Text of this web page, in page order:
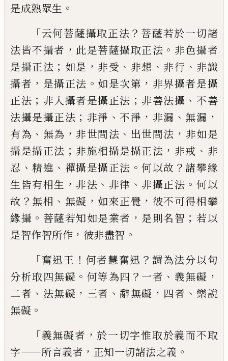
是成熟眾生 。
「云何菩薩攝取正法 ？ 菩薩若於一切諸
法皆不攝者 ， 此是菩薩攝取正法 。 非色攝者
是攝正法 ； 如是 ， 非受 、 非想 、 非行 、 非識
攝者 ， 是攝正法 。 如是次第 ， 非界攝者是攝
正法 ； 非入攝者是攝正法 ； 非善法攝 、 不善
法攝是攝正法 ； 非淨 、不淨 ， 非漏 、 無漏 ，
有為 、 無為 ， 非世間法 、 出世間法 ， 非如是
攝是攝正法 ； 非施相攝是攝正法 ， 非戒 、 非
忍 、精進 、 禪攝是攝正法 。何以故 ？諸攀緣
生皆有相生 ， 非法 、 非律 、 非攝正法 。何以
故 ？ 無相 、 無礙 ， 如來正覺 ， 彼不可得相攀
緣攝 。 菩薩若知如是業者 ， 是則名智 ； 若以
是智作智所作 ， 彼非盡智 。
「奮迅王 ！ 何者慧奮迅 ？ 謂為法分以句
分析取四無礙 。 何等為四 ？ 一者 、 義無礙 ，
二者 、 法無礙 ， 三者 、 辭無礙 ， 四者 、 樂說
無礙 。
「義無礙者 ， 於一切字惟取於義而不取
字——所言義者 ， 正知一切諸法之義 。